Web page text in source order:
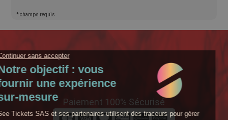
* champs requis
Paiement 100% Sécurisé